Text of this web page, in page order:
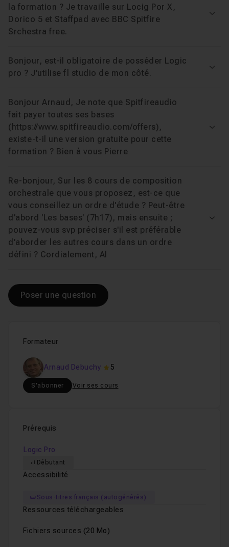
Formateur
Arnaud Debuchy 5
S'abonner Voir ses cours
Prérequis
Logic Pro
Débutant
Accessibilité
Sous-titres français (autogénérés)
Ressources téléchargeables
Fichiers sources (20 Mo)
la formation ? Je travaille sur Locig Por X,
Dorico 5 et Staffpad avec BBC Spitfire
Srchestra free.
Bonjour, est-il obligatoire de posséder Logic
pro ? J'utilise fl studio de mon côté.
Bonjour Arnaud, Je note que Spitfireaudio
fait payer toutes ses bases
(https://www.spitfireaudio.com/offers),
existe-t-il une version gratuite pour cette
formation ? Bien à vous Pierre
Re-bonjour, Sur les 8 cours de composition
orchestrale que vous proposez, est-ce que
vous conseillez un ordre d'étude ? Peut-être
d'abord 'Les bases' (7h17), mais ensuite ;
pouvez-vous svp préciser s'il est préférable
d'aborder les autres cours dans un ordre
défini ? Cordialement, Al
Poser une question